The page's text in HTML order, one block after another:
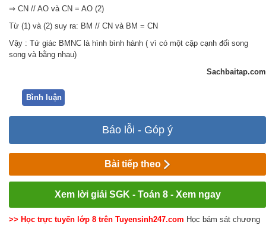
⇒ CN // AO và CN = AO (2)
Từ (1) và (2) suy ra: BM // CN và BM = CN
Vậy : Tứ giác BMNC là hình bình hành ( vì có một cặp cạnh đối song
song và bằng nhau)
Sachbaitap.com
Bình luận
Báo lỗi - Góp ý
Bài tiếp theo
Xem lời giải SGK - Toán 8 - Xem ngay
>> Học trực tuyến lớp 8 trên Tuyensinh247.com Học bám sát chương